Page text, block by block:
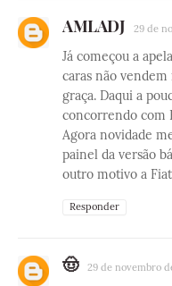
AMLADJ 29 de
Já começou a
caras não
graça. Daqui a
concorrendo com
Agora novidade
painel da versão
outro motivo a
Responder
🤠 29 de novembro